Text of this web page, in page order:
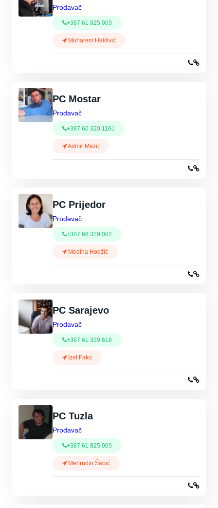
Prodavač
+387 61 825 009
Muharem Halilivić
PC Mostar
Prodavač
+387 60 320 1161
Admir Mezit
PC Prijedor
Prodavač
+387 66 329 082
Mediha Hodžić
PC Sarajevo
Prodavač
+387 61 339 618
Izet Fako
PC Tuzla
Prodavač
+387 61 825 009
Mehrudin Šabić